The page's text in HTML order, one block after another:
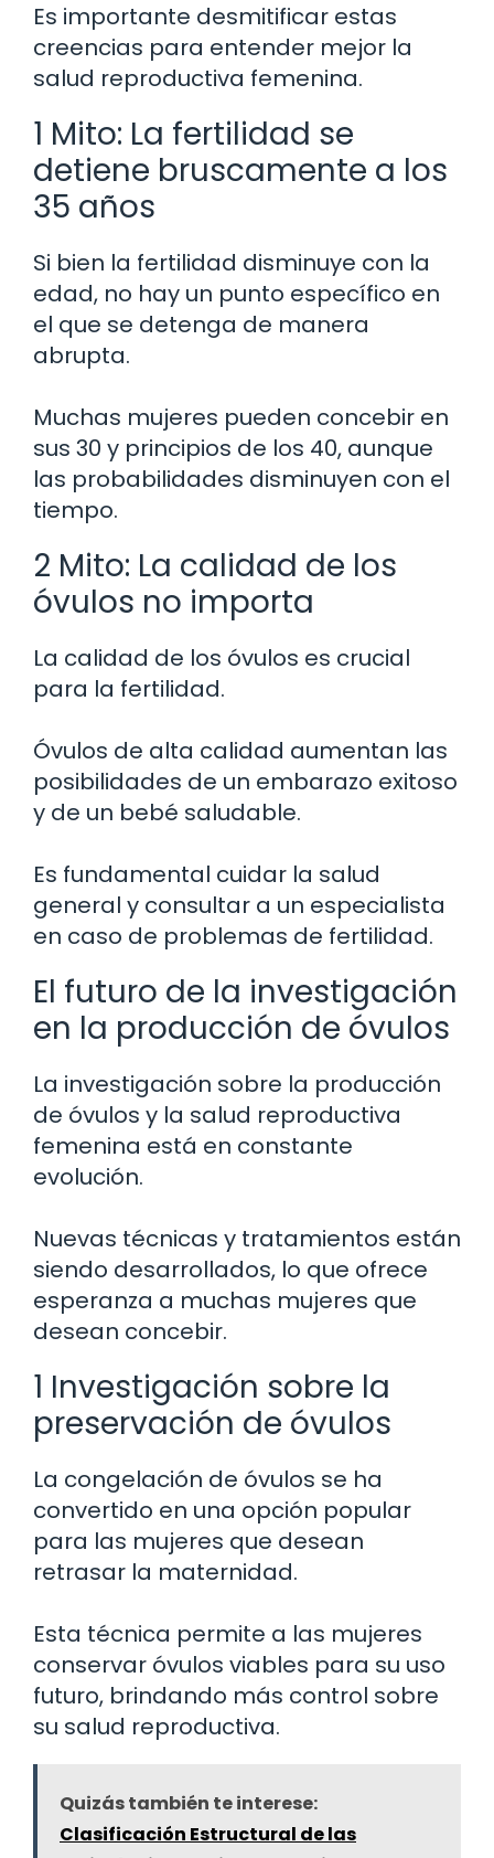
Es importante desmitificar estas
creencias para entender mejor la
salud reproductiva femenina.
1 Mito: La fertilidad se
detiene bruscamente a los
35 años
Si bien la fertilidad disminuye con la
edad, no hay un punto específico en
el que se detenga de manera
abrupta.
Muchas mujeres pueden concebir en
sus 30 y principios de los 40, aunque
las probabilidades disminuyen con el
tiempo.
2 Mito: La calidad de los
óvulos no importa
La calidad de los óvulos es crucial
para la fertilidad.
Óvulos de alta calidad aumentan las
posibilidades de un embarazo exitoso
y de un bebé saludable.
Es fundamental cuidar la salud
general y consultar a un especialista
en caso de problemas de fertilidad.
El futuro de la investigación
en la producción de óvulos
La investigación sobre la producción
de óvulos y la salud reproductiva
femenina está en constante
evolución.
Nuevas técnicas y tratamientos están
siendo desarrollados, lo que ofrece
esperanza a muchas mujeres que
desean concebir.
1 Investigación sobre la
preservación de óvulos
La congelación de óvulos se ha
convertido en una opción popular
para las mujeres que desean
retrasar la maternidad.
Esta técnica permite a las mujeres
conservar óvulos viables para su uso
futuro, brindando más control sobre
su salud reproductiva.
Quizás también te interese:
Clasificación Estructural de las